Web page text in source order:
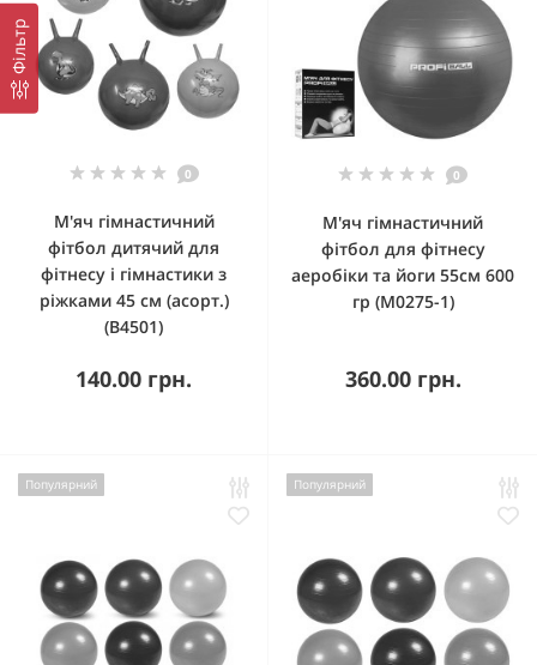
Фільтр
0
М'яч гімнастичний
фітбол дитячий для
фітнесу і гімнастики з
ріжками 45 см (асорт.)
(B4501)
140.00 грн.
0
М'яч гімнастичний
фітбол для фітнесу
аеробіки та йоги 55см 600
гр (M0275-1)
360.00 грн.
Популярний Популярний